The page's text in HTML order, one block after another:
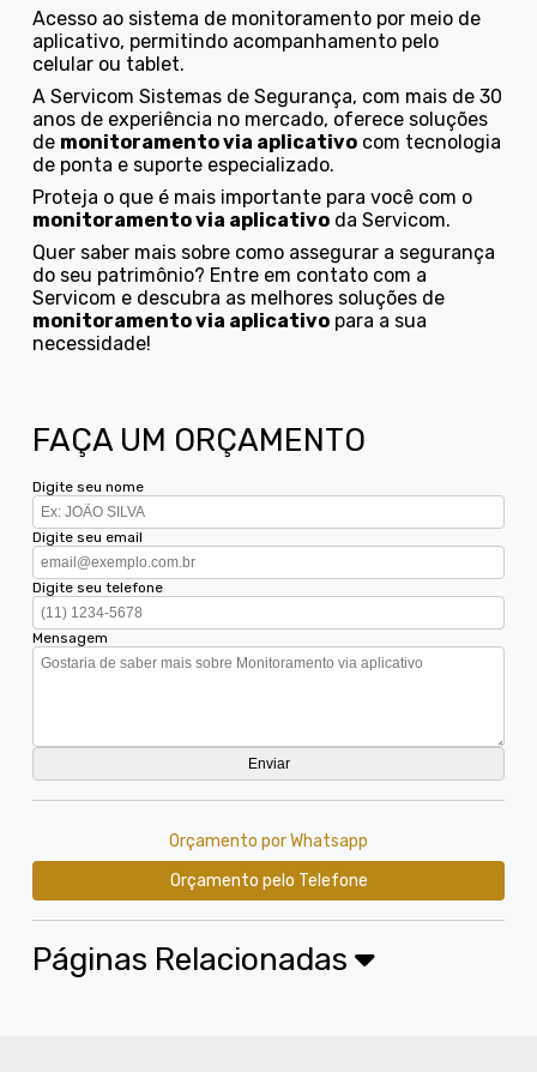
Acesso ao sistema de monitoramento por meio de
aplicativo, permitindo acompanhamento pelo
celular ou tablet.
A Servicom Sistemas de Segurança, com mais de 30
anos de experiência no mercado, oferece soluções
de monitoramento via aplicativo com tecnologia
de ponta e suporte especializado.
Proteja o que é mais importante para você com o
monitoramento via aplicativo da Servicom.
Quer saber mais sobre como assegurar a segurança
do seu patrimônio? Entre em contato com a
Servicom e descubra as melhores soluções de
monitoramento via aplicativo para a sua
necessidade!
FAÇA UM ORÇAMENTO
Digite seu nome
Digite seu email
Digite seu telefone
Mensagem
Orçamento por Whatsapp
Orçamento pelo Telefone
Páginas Relacionadas